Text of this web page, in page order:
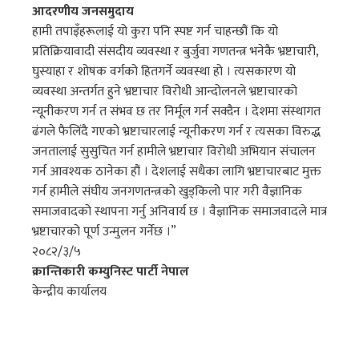
आदरणीय जनसमुदाय
हामी तपाइँहरूलाई यो कुरा पनि स्पष्ट गर्न चाहन्छौं कि यो
प्रतिक्रियावादी संसदीय व्यवस्था र बुर्जुवा गणतन्त्र भनेकै भ्रष्टाचारी,
घुस्याहा र शोषक वर्गको हितगर्ने व्यवस्था हो । त्यसकारण यो
व्यवस्था अन्तर्गत हुने भ्रष्टाचार विरोधी आन्दोलनले भ्रष्टाचारको
न्यूनीकरण गर्न त संभव छ तर निर्मूल गर्न सक्दैन । देशमा संस्थागत
ढंगले फैलिंदै गएको भ्रष्टाचारलाई न्यूनीकरण गर्न र त्यसका विरुद्ध
जनतालाई सुसुचित गर्न हामीले भ्रष्टाचार विरोधी अभियान संचालन
गर्न आवश्यक ठानेका हौं । देशलाई सधैका लागि भ्रष्टाचारबाट मुक्त
गर्न हामीले संघीय जनगणतन्त्रको खुड्किलो पार गरी वैज्ञानिक
समाजवादको स्थापना गर्नु अनिवार्य छ । वैज्ञानिक समाजवादले मात्र
भ्रष्टाचारको पूर्ण उन्मुलन गर्नेछ ।”
२०८२/३/५
क्रान्तिकारी कम्युनिस्ट पार्टी नेपाल
केन्द्रीय कार्यालय